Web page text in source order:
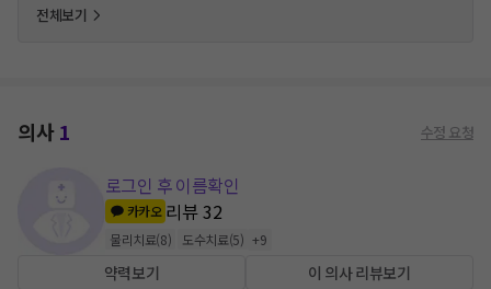
전체보기
의사1 수정 요청
로그인 후 이름확인
카카오 리뷰32
물리치료(8) 도수치료(5) +9
약력보기 이 의사 리뷰보기